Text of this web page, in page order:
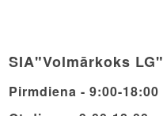
SIA"Volmārkoks LG"
Pirmdiena - 9:00-18:00